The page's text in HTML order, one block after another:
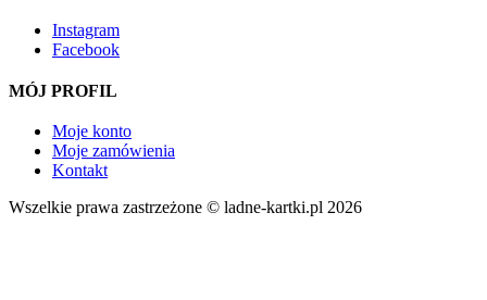
Instagram
Facebook
MÓJ PROFIL
Moje konto
Moje zamówienia
Kontakt
Wszelkie prawa zastrzeżone © ladne-kartki.pl 2026